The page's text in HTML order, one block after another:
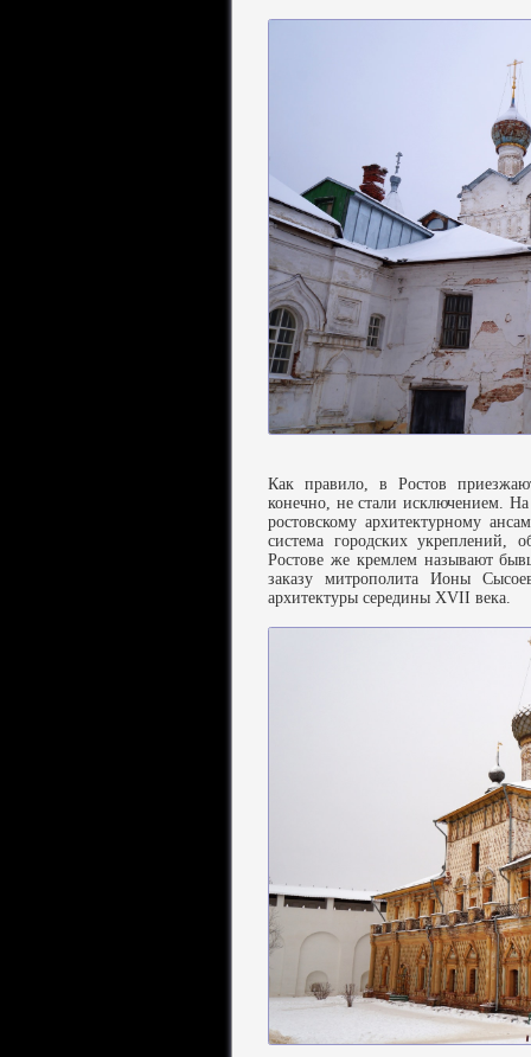
Как правило, в Ростов
конечно, не стали исключением.
ростовскому архитектурному
система городских
Ростове же кремлем называют
заказу митрополита Ионы
архитектуры середины XVII века.